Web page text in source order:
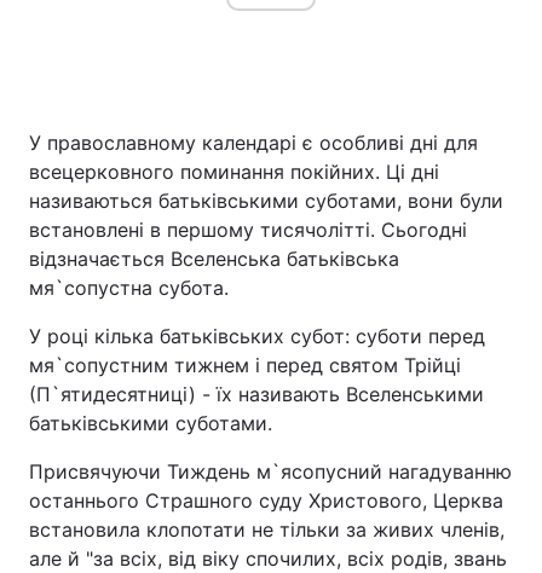
Головна Війна
Україна Політика
Економіка
Спорт Наука
Техно і зв'язок Лайт
Здоров'я Туризм
Цікавинки
У православному календарі є особливі дні для
всецерковного поминання покійних. Ці дні
називаються батьківськими суботами, вони були
встановлені в першому тисячолітті. Сьогодні
відзначається Вселенська батьківська
мя`сопустна субота.
У році кілька батьківських субот: суботи перед
мя`сопустним тижнем і перед святом Трійці
(П`ятидесятниці) - їх називають Вселенськими
батьківськими суботами.
Присвячуючи Тиждень м`ясопусний нагадуванню
останнього Страшного суду Христового, Церква
встановила клопотати не тільки за живих членів,
але й "за всіх, від віку спочилих, всіх родів, звань